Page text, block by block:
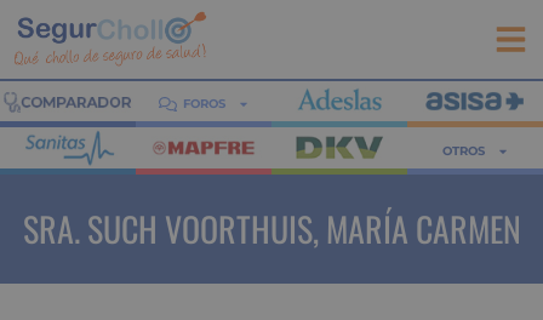
FOROS
OTROS
SRA. SUCH VOORTHUIS, MARÍA CARMEN